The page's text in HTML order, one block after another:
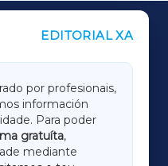
EDITORIAL XA
por profesionais,
información
Para poder
gratuíta,
mediante